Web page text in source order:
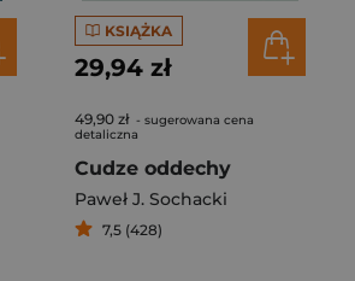
KSIĄŻKA
29,94 zł
49,90 zł - sugerowana cena
detaliczna
Cudze oddechy
Paweł J. Sochacki
7,5 (428)